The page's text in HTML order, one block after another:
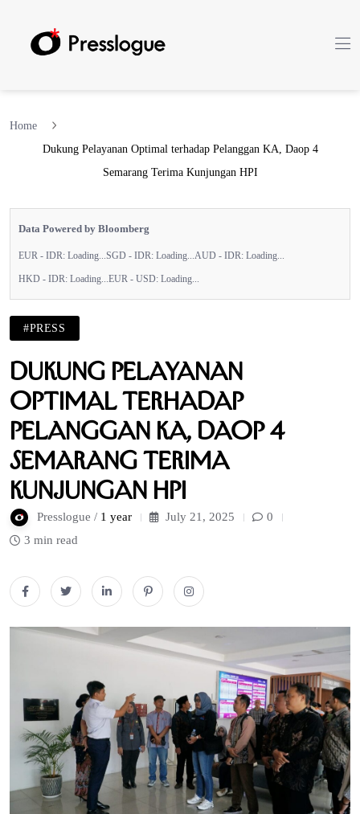
Home
Dukung Pelayanan Optimal terhadap Pelanggan KA, Daop 4
Semarang Terima Kunjungan HPI
Data Powered by Bloomberg
EUR - IDR: Loading... SGD - IDR: Loading... AUD - IDR: Loading...
HKD - IDR: Loading... EUR - USD: Loading...
#PRESS
Dukung Pelayanan
Optimal terhadap
Pelanggan KA, Daop 4
Semarang Terima
Kunjungan HPI
Presslogue / 1 year July 21, 2025
0
3 min read